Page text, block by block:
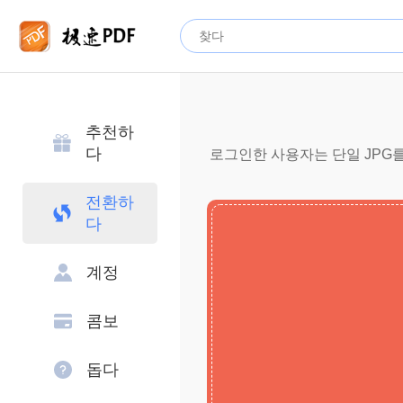
추천하
다
전환하
다
계정
콤보
돕다
로그인한 사용자는 단일 JPG